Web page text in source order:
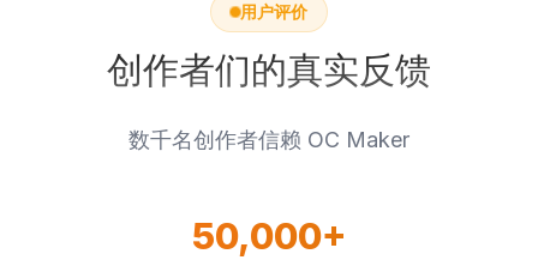
用户评价
创作者们的真实反馈
数千名创作者信赖 OC Maker
50,000+